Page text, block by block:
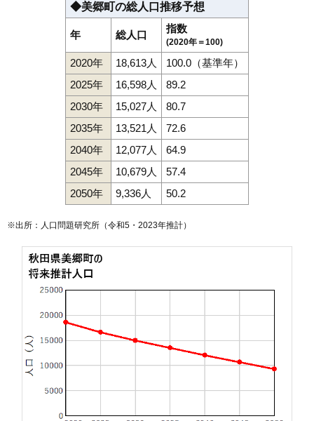
◆美郷町の総人口推移予想
年 総人口
指数
(2020年＝100)
2020年 18,613人
100.0（基準年）
2025年
16,598人
89.2
2030年
15,027人
80.7
2035年
13,521人
72.6
2040年
12,077人
64.9
2045年
10,679人
57.4
2050年
9,336人 50.2
※出所：人口問題研究所（令和5・2023年推計）